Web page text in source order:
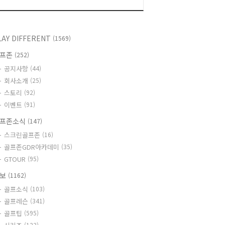
DIFFERENT (1569)
존 (252)
공지사항 (44)
회사소개 (25)
스토리 (92)
이벤트 (91)
존소식 (147)
스크린골프존 (16)
골프존GDR아카데미 (35)
GTOUR (95)
(1162)
골프소식 (103)
골프레슨 (341)
골프팁 (595)